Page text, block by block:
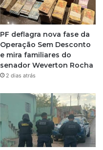
PF deflagra nova fase da
Operação Sem Desconto
e mira familiares do
senador Weverton Rocha
2 dias atrás